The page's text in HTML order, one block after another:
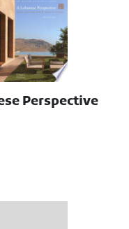
Perspective